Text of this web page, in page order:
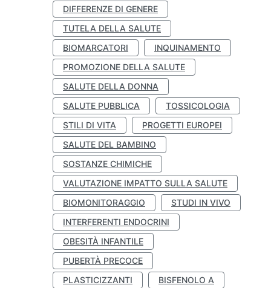
DIFFERENZE DI GENERE
TUTELA DELLA SALUTE
BIOMARCATORI
INQUINAMENTO
PROMOZIONE DELLA SALUTE
SALUTE DELLA DONNA
SALUTE PUBBLICA
TOSSICOLOGIA
STILI DI VITA
PROGETTI EUROPEI
SALUTE DEL BAMBINO
SOSTANZE CHIMICHE
VALUTAZIONE IMPATTO SULLA SALUTE
BIOMONITORAGGIO
STUDI IN VIVO
INTERFERENTI ENDOCRINI
OBESITÀ INFANTILE
PUBERTÀ PRECOCE
PLASTICIZZANTI
BISFENOLO A